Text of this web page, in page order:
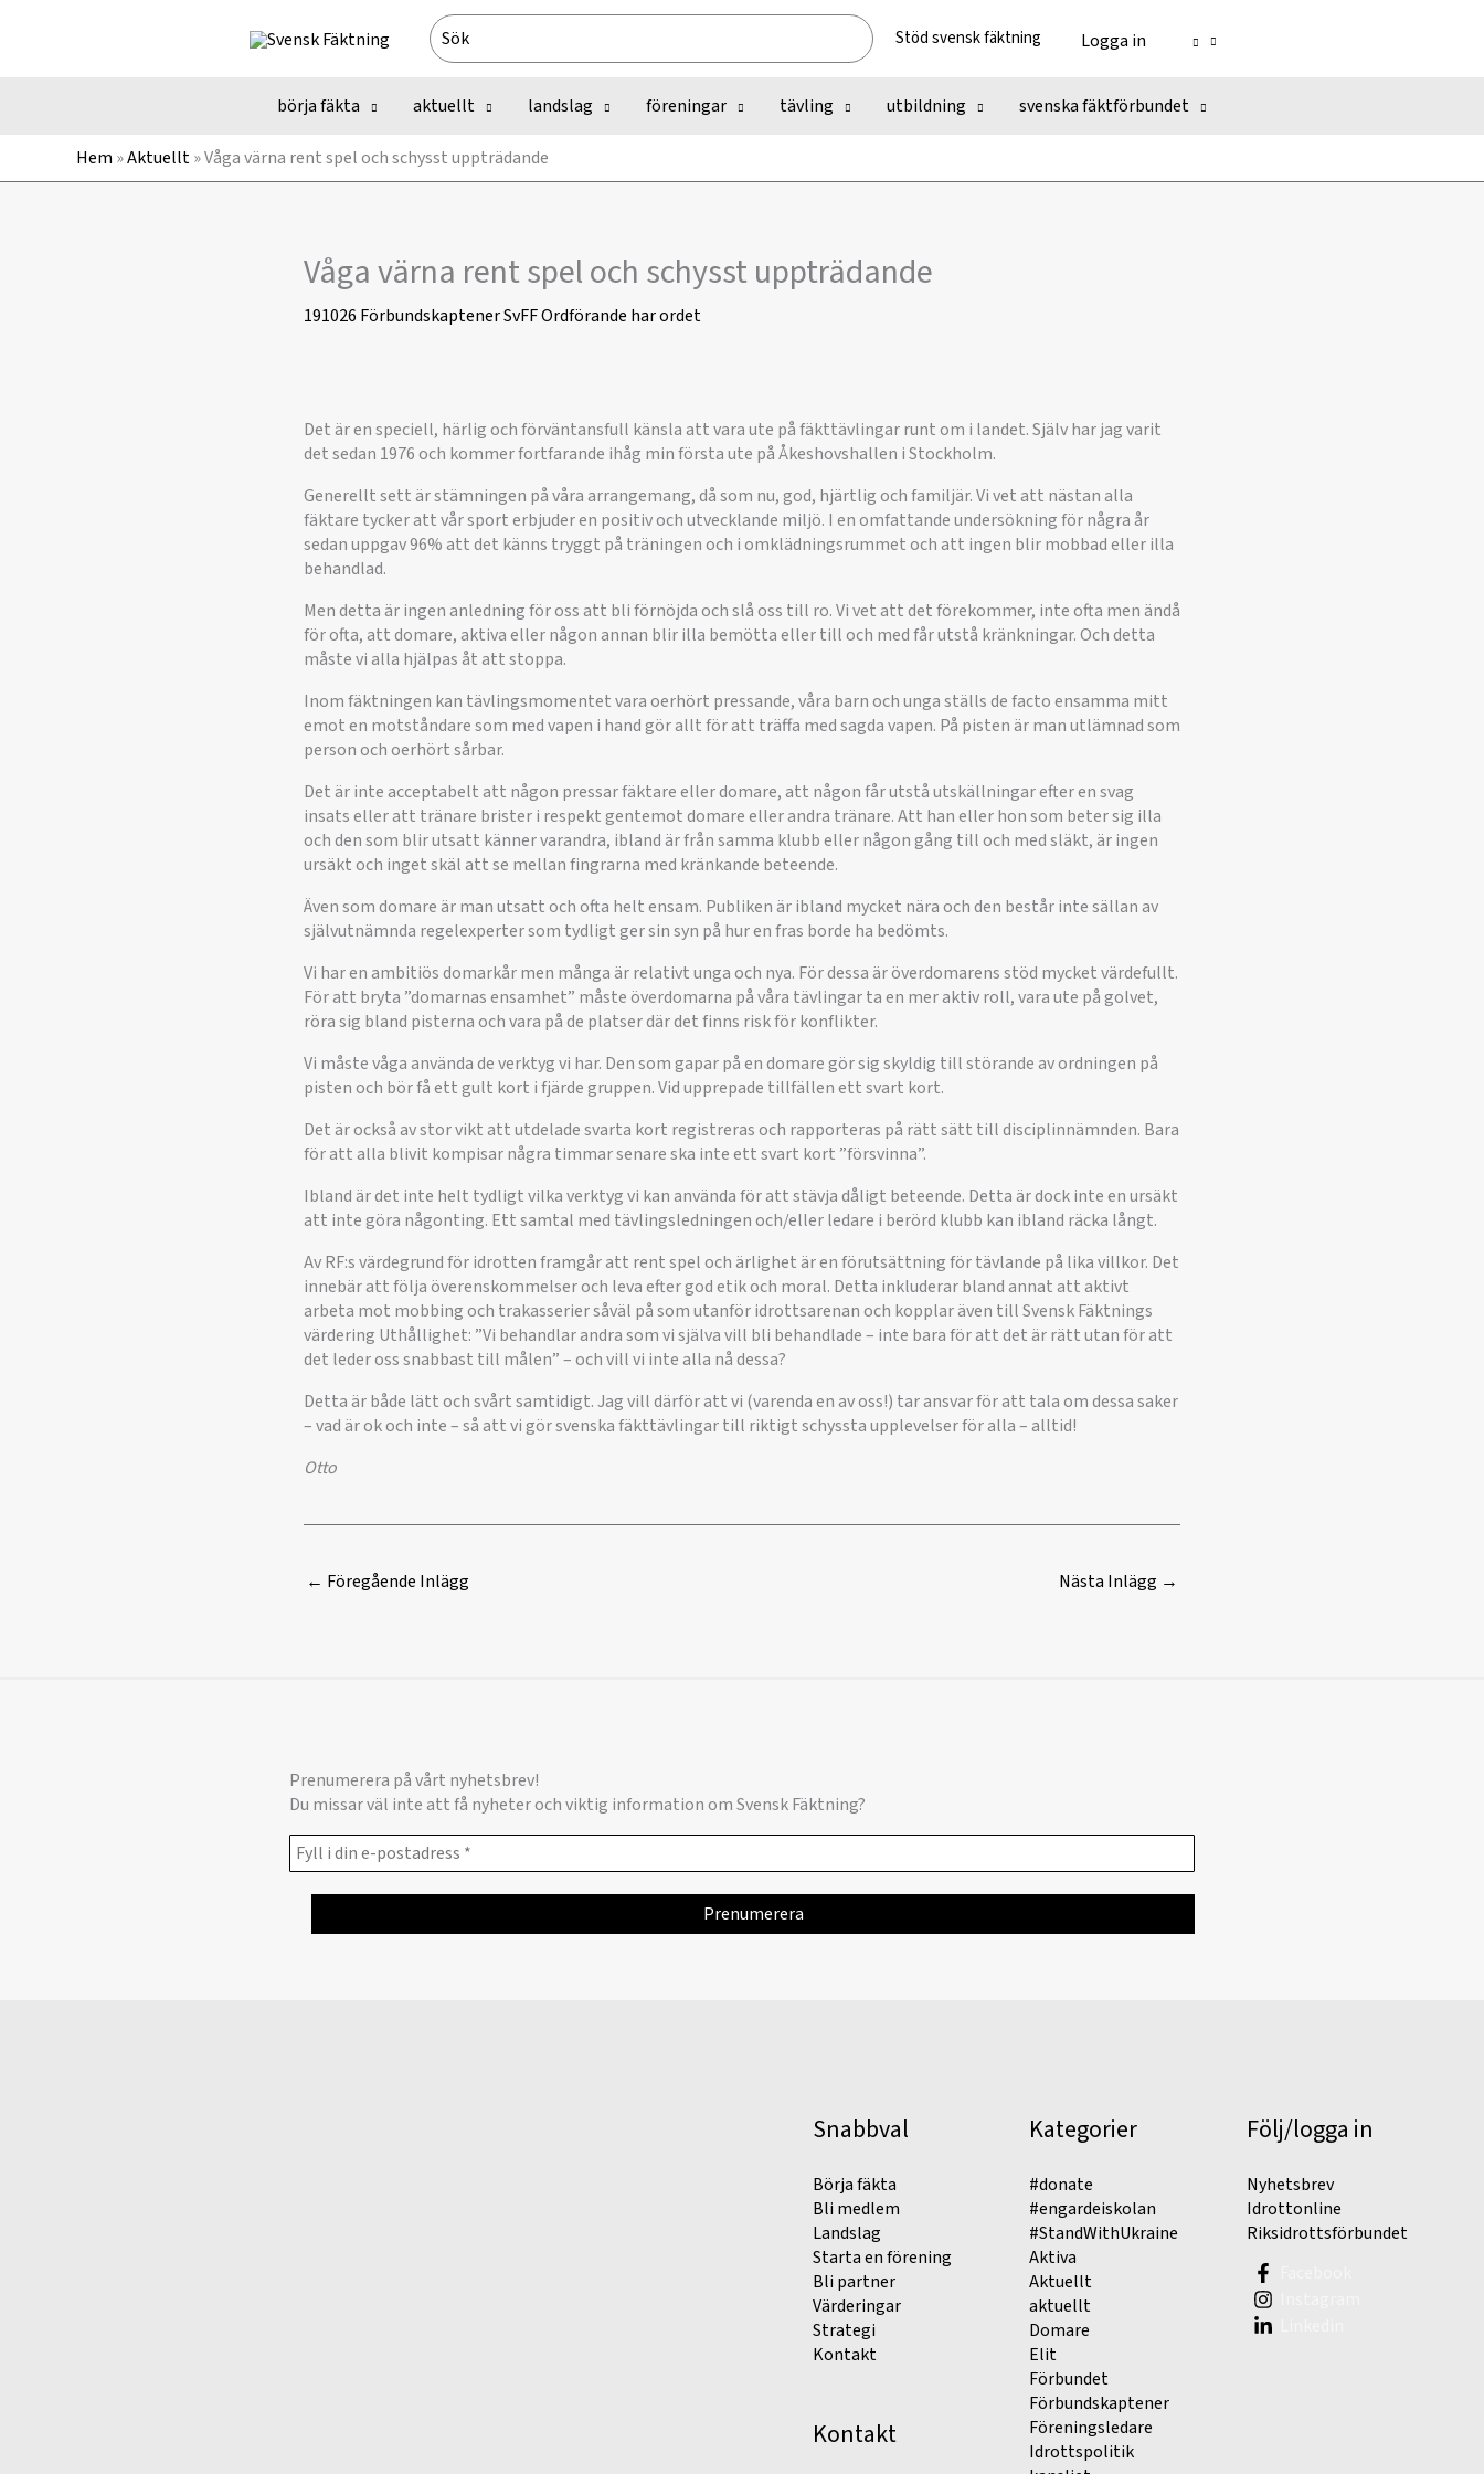
Search
for:
Stöd svensk fäktning Logga in
börja fäkta aktuellt landslag föreningar tävling utbildning svenska fäktförbundet
Hem »Aktuellt»​Våga värna rent spel och schysst uppträdande
​Våga värna rent spel och schysst uppträdande
191026 FörbundskaptenerSvFF Ordförande har ordet
Det är en speciell, härlig och förväntansfull känsla att vara ute på fäkttävlingar runt om i landet. Själv har jag varit
det sedan 1976 och kommer fortfarande ihåg min första ute på Åkeshovshallen i Stockholm.
Generellt sett är stämningen på våra arrangemang, då som nu, god, hjärtlig och familjär. Vi vet att nästan alla
fäktare tycker att vår sport erbjuder en positiv och utvecklande miljö. I en omfattande undersökning för några år
sedan uppgav 96% att det känns tryggt på träningen och i omklädningsrummet och att ingen blir mobbad eller illa
behandlad.
Men detta är ingen anledning för oss att bli förnöjda och slå oss till ro. Vi vet att det förekommer, inte ofta men ändå
för ofta, att domare, aktiva eller någon annan blir illa bemötta eller till och med får utstå kränkningar. Och detta
måste vi alla hjälpas åt att stoppa.
Inom fäktningen kan tävlingsmomentet vara oerhört pressande, våra barn och unga ställs de facto ensamma mitt
emot en motståndare som med vapen i hand gör allt för att träffa med sagda vapen. På pisten är man utlämnad som
person och oerhört sårbar.
Det är inte acceptabelt att någon pressar fäktare eller domare, att någon får utstå utskällningar efter en svag
insats eller att tränare brister i respekt gentemot domare eller andra tränare. Att han eller hon som beter sig illa
och den som blir utsatt känner varandra, ibland är från samma klubb eller någon gång till och med släkt, är ingen
ursäkt och inget skäl att se mellan fingrarna med kränkande beteende.
Även som domare är man utsatt och ofta helt ensam. Publiken är ibland mycket nära och den består inte sällan av
självutnämnda regelexperter som tydligt ger sin syn på hur en fras borde ha bedömts.
Vi har en ambitiös domarkår men många är relativt unga och nya. För dessa är överdomarens stöd mycket värdefullt.
För att bryta ”domarnas ensamhet” måste överdomarna på våra tävlingar ta en mer aktiv roll, vara ute på golvet,
röra sig bland pisterna och vara på de platser där det finns risk för konflikter.
Vi måste våga använda de verktyg vi har. Den som gapar på en domare gör sig skyldig till störande av ordningen på
pisten och bör få ett gult kort i fjärde gruppen. Vid upprepade tillfällen ett svart kort.
Det är också av stor vikt att utdelade svarta kort registreras och rapporteras på rätt sätt till disciplinnämnden. Bara
för att alla blivit kompisar några timmar senare ska inte ett svart kort ”försvinna”.
Ibland är det inte helt tydligt vilka verktyg vi kan använda för att stävja dåligt beteende. Detta är dock inte en ursäkt
att inte göra någonting. Ett samtal med tävlingsledningen och/eller ledare i berörd klubb kan ibland räcka långt.
Av RF:s värdegrund för idrotten framgår att rent spel och ärlighet är en förutsättning för tävlande på lika villkor. Det
innebär att följa överenskommelser och leva efter god etik och moral. Detta inkluderar bland annat att aktivt
arbeta mot mobbing och trakasserier såväl på som utanför idrottsarenan och kopplar även till Svensk Fäktnings
värdering Uthållighet: ”Vi behandlar andra som vi själva vill bli behandlade – inte bara för att det är rätt utan för att
det leder oss snabbast till målen” – och vill vi inte alla nå dessa?
Detta är både lätt och svårt samtidigt. Jag vill därför att vi (varenda en av oss!) tar ansvar för att tala om dessa saker
– vad är ok och inte – så att vi gör svenska fäkttävlingar till riktigt schyssta upplevelser för alla – alltid!
Otto
← Föregående Inlägg Nästa Inlägg →
Prenumerera på vårt nyhetsbrev!
Du missar väl inte att få nyheter och viktig information om Svensk Fäktning?
Snabbval
Börja fäkta
Bli medlem
Landslag
Starta en förening
Bli partner
Värderingar
Strategi
Kontakt
Kontakt
Kategorier
#donate
#engardeiskolan
#StandWithUkraine
Aktiva
Aktuellt
aktuellt
Domare
Elit
Förbundet
Förbundskaptener
Föreningsledare
Idrottspolitik
Följ/logga in
Nyhetsbrev
Idrottonline
Riksidrottsförbundet